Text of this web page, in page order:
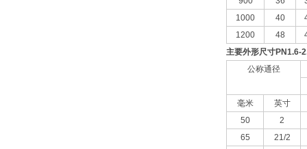
1000
40
1200
48
主要外形尺寸PN1.6-
公称通径
毫米
英寸
50
2
65
21/2